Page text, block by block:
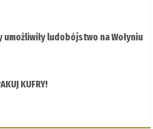
umożliwiły ludobójstwo na Wołyniu
KUFRY!